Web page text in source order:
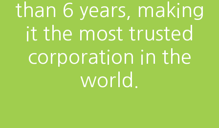
than 6 years, making
it the most trusted
corporation in the
world.